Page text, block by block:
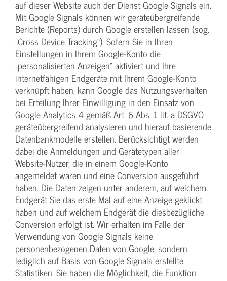
auf dieser Website auch der Dienst Google Signals ein.
Mit Google Signals können wir geräteübergreifende
Berichte (Reports) durch Google erstellen lassen (sog.
„Cross Device Tracking“). Sofern Sie in Ihren
Einstellungen in Ihrem Google-Konto die
„personalisierten Anzeigen“ aktiviert und Ihre
internetfähigen Endgeräte mit Ihrem Google-Konto
verknüpft haben, kann Google das Nutzungsverhalten
bei Erteilung Ihrer Einwilligung in den Einsatz von
Google Analytics 4 gemäß Art. 6 Abs. 1 lit. a DSGVO
geräteübergreifend analysieren und hierauf basierende
Datenbankmodelle erstellen. Berücksichtigt werden
dabei die Anmeldungen und Gerätetypen aller
Website-Nutzer, die in einem Google-Konto
angemeldet waren und eine Conversion ausgeführt
haben. Die Daten zeigen unter anderem, auf welchem
Endgerät Sie das erste Mal auf eine Anzeige geklickt
haben und auf welchem Endgerät die diesbezügliche
Conversion erfolgt ist. Wir erhalten im Falle der
Verwendung von Google Signals keine
personenbezogenen Daten von Google, sondern
lediglich auf Basis von Google Signals erstellte
Statistiken. Sie haben die Möglichkeit, die Funktion